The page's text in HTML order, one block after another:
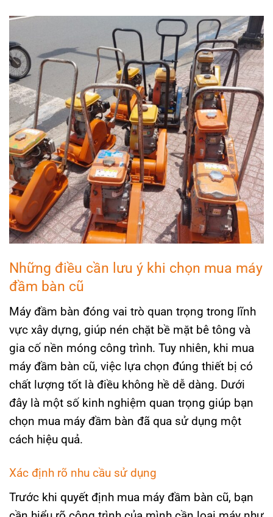
Những điều cần lưu ý khi chọn mua máy
đầm bàn cũ
Máy đầm bàn đóng vai trò quan trọng trong lĩnh
vực xây dựng, giúp nén chặt bề mặt bê tông và
gia cố nền móng công trình. Tuy nhiên, khi mua
máy đầm bàn cũ, việc lựa chọn đúng thiết bị có
chất lượng tốt là điều không hề dễ dàng. Dưới
đây là một số kinh nghiệm quan trọng giúp bạn
chọn mua máy đầm bàn đã qua sử dụng một
cách hiệu quả.
Xác định rõ nhu cầu sử dụng
Trước khi quyết định mua máy đầm bàn cũ, bạn